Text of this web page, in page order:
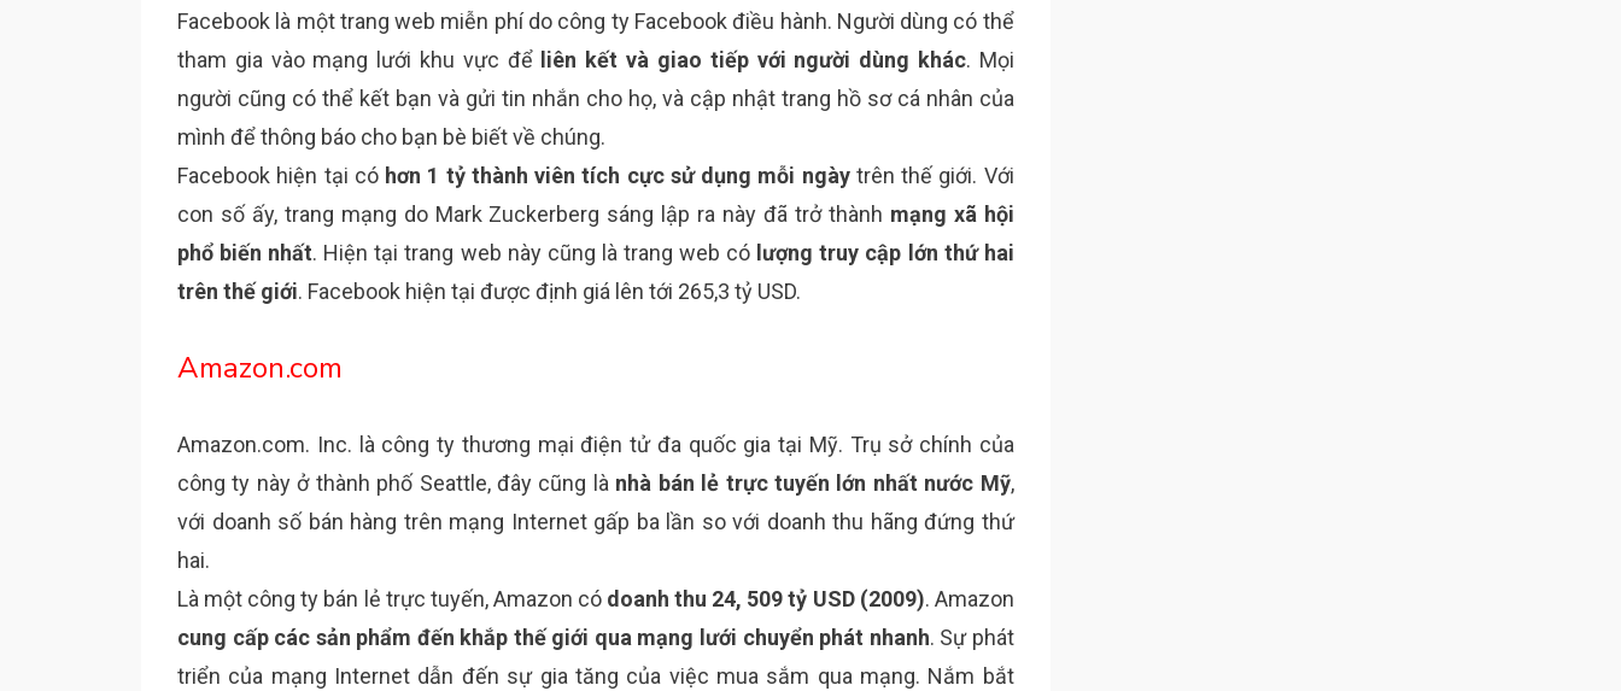
Facebook là một trang web miễn phí do công ty Facebook điều hành. Người dùng có thể
tham gia vào mạng lưới khu vực đểliên kết và giao tiếp với người dùng khác. Mọi
người cũng có thể kết bạn và gửi tin nhắn cho họ, và cập nhật trang hồ sơ cá nhân của
mình để thông báo cho bạn bè biết về chúng.
Facebook hiện tại có hơn 1 tỷ thành viên tích cực sử dụng mỗi ngàytrên thế giới. Với
con số ấy, trang mạng do Mark Zuckerberg sáng lập ra này đã trở thành mạng xã hội
phổ biến nhất. Hiện tại trang web này cũng là trang web có lượng truy cập lớn thứ hai
trên thế giới. Facebook hiện tại được định giá lên tới 265,3 tỷ USD.
Amazon.com
Amazon.com. Inc. là công ty thương mại điện tử đa quốc gia tại Mỹ. Trụ sở chính của
công ty này ở thành phố Seattle, đây cũng là nhà bán lẻ trực tuyến lớn nhất nước Mỹ,
với doanh số bán hàng trên mạng Internet gấp ba lần so với doanh thu hãng đứng thứ
hai.
Là một công ty bán lẻ trực tuyến, Amazon có doanh thu 24, 509 tỷ USD (2009). Amazon
cung cấp các sản phẩm đến khắp thế giới qua mạng lưới chuyển phát nhanh. Sự phát
triển của mạng Internet dẫn đến sự gia tăng của việc mua sắm qua mạng. Nắm bắt